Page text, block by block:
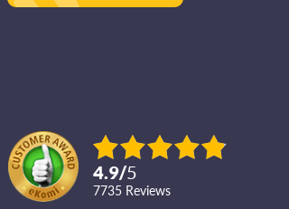
4.9/5
7735 reviews